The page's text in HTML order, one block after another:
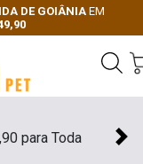
DE GOIÂNIA EM
para Toda